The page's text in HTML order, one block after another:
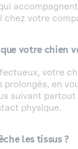
votre
votre chien
votre
prolongés, en
suivant partout
physique.
les tissus ?